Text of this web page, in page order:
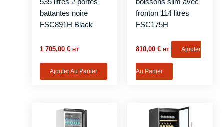
535 litres 2 portes
battantes noire
FSC891H Black
1 705,00€ HT
Ajouter Au Panier
boissons slim avec
fronton 114 litres
FSC175H
810,00 € HT Ajouter
Au Panier